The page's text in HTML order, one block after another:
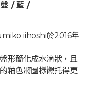
/ 藍 /
iihoshi於2016年
形簡化成水滴狀，且
釉色將圖樣襯托得更